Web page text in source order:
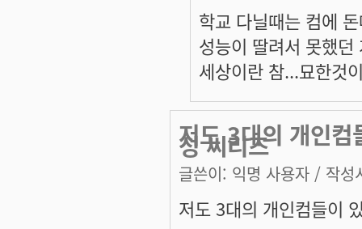
학교 다닐때는 컴에
성능이 딸려서 못했
세상이란 참...묘한것
저도 3대의 개인
성 씨리즈
글쓴이: 익명 사용자 / 작성
저도 3대의 개인컴들이